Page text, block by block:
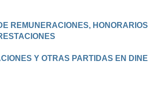
REMUNERACIONES,
Y OTRAS PARTIDAS EN